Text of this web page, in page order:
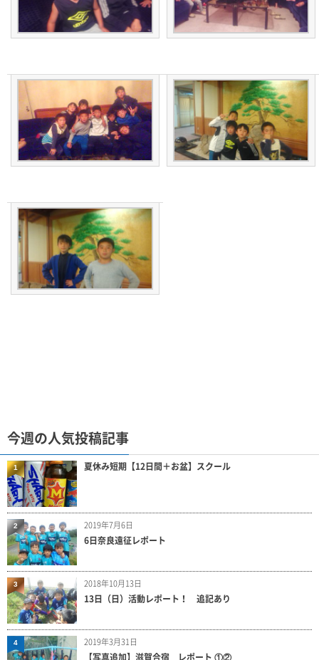
今週の人気投稿記事
夏休み短期【12日間＋お盆】スクール
1
2019年7月6日
6日奈良遠征レポート
2
2018年10月13日
13日（日）活動レポート！ 追記あり
3
2019年3月31日
【写真追加】滋賀合宿 レポート ①②
4